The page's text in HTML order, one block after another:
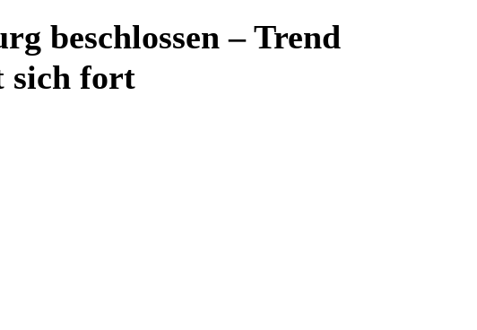
beschlossen – Trend
sich fort